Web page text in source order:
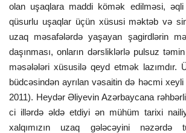
olan uşaqlara maddi kömək edilməsi,
qüsurlu uşaqlar üçün xüsusi məktəb və
uzaq məsafələrdə yaşayan şagirdlərin
daşınması, onların dərsliklərlə pulsuz
məsələləri xüsusilə qeyd etmək lazımdır.
büdcəsindən ayrılan vəsaitin də həcmi xeyli
2011). Heydər Əliyevin Azərbaycana
ci illərdə əldə etdiyi ən mühüm tarixi
xalqımızın uzaq gələcəyini